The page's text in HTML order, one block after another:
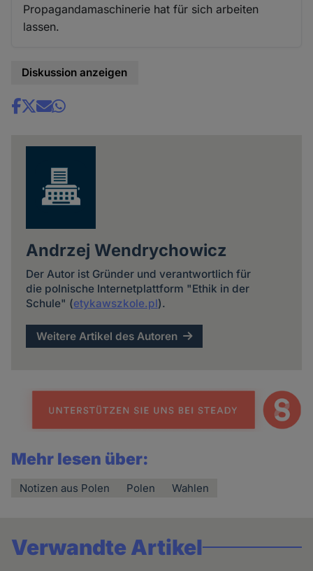
Propagandamaschinerie hat für sich arbeiten
lassen.
Diskussion anzeigen
Share
Andrzej Wendrychowicz
Der Autor ist Gründer und verantwortlich für
die polnische Internetplattform "Ethik in der
Schule" (etykawszkole.pl).
Weitere Artikel des Autoren
Mehr lesen über:
Notizen aus Polen Polen Wahlen
Verwandte Artikel